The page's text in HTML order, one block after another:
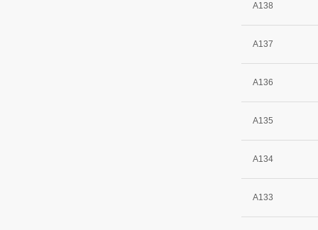
A138
A137
A136
A135
A134
A133